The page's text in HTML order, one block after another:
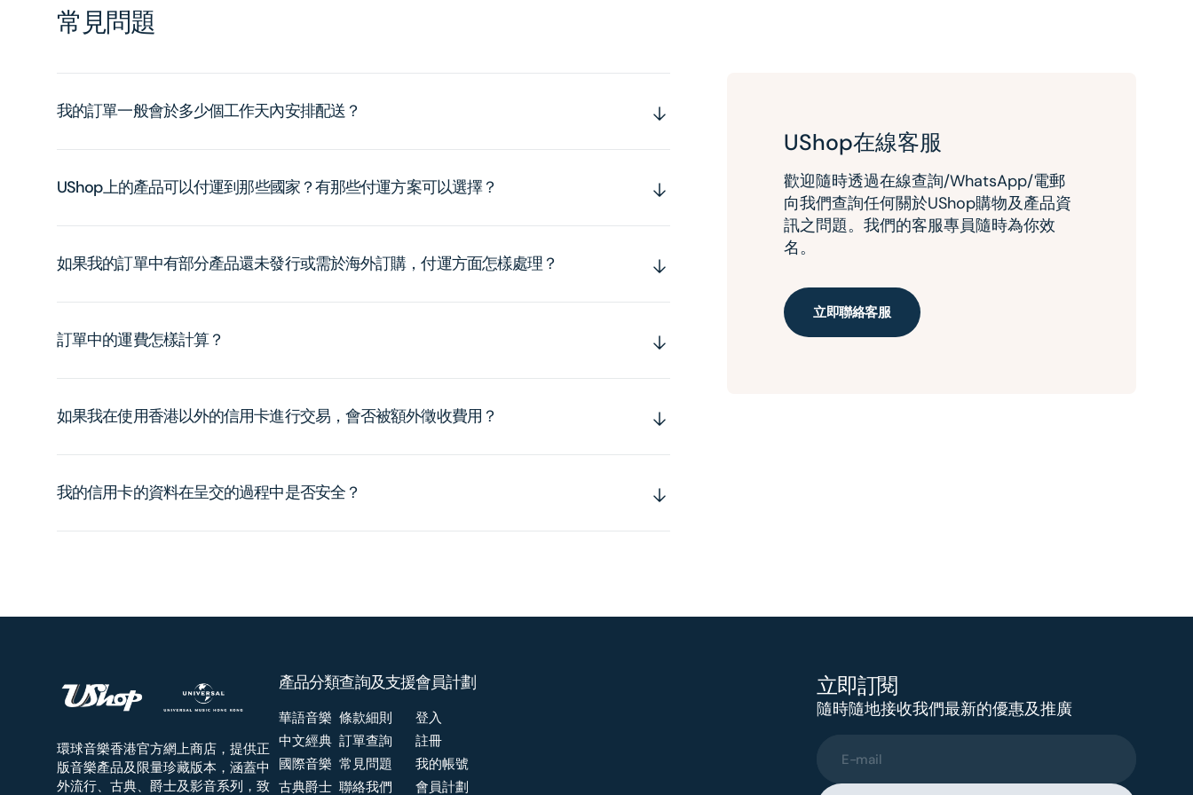
常見問題
我的訂單一般會於多少個工作天內安排配送？
UShop上的產品可以付運到那些國家？有那些付運方案可以選擇？
如果我的訂單中有部分產品還未發行或需於海外訂購，付運方面怎樣處理？
訂單中的運費怎樣計算？
如果我在使用香港以外的信用卡進行交易，會否被額外徵收費用？
我的信用卡的資料在呈交的過程中是否安全？
UShop在線客服
歡迎隨時透過在線查詢/WhatsApp/電郵
向我們查詢任何關於UShop購物及產品資
訊之問題。我們的客服專員隨時為你效
名。
立即聯絡客服
環球音樂香港官方網上商店，提供正
版音樂產品及限量珍藏版本，涵蓋中
外流行、古典、爵士及影音系列，致
產品分類
華語音樂
中文經典
國際音樂
古典爵士
查詢及支援
條款細則
訂單查詢
常見問題
聯絡我們
會員計劃
登入
註冊
我的帳號
會員計劃
立即訂閱
隨時隨地接收我們最新的優惠及推廣
E-mail